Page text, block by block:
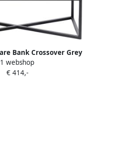
Bank Crossover Grey
90x40cm
1 webshop
€ 414,-